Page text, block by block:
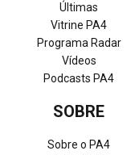
Últimas
Vitrine PA4
Programa Radar
Vídeos
Podcasts PA4
SOBRE
Sobre o PA4